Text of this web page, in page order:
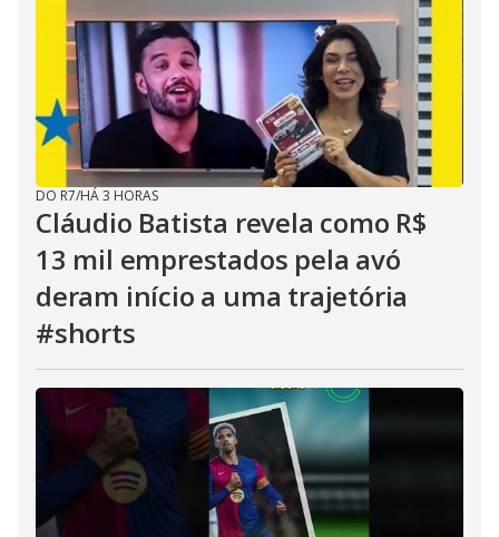
DO R7/HÁ 3 HORAS
Cláudio Batista revela como R$
13 mil emprestados pela avó
deram início a uma trajetória
#shorts